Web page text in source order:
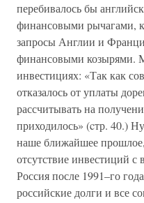
перебивалось бы
финансовыми рычагами,
запросы Англии и
финансовыми козырями.
инвестициях: «Так как
отказалось от уплаты
рассчитывать на
приходилось» (cтр. 40.)
наше ближайшее
отсутствие инвестиций с
Россия после 1991–го
российские долги и все